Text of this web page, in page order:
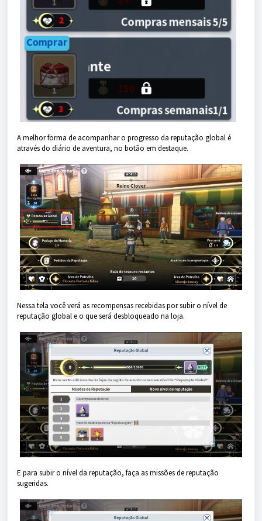
A melhor forma de acompanhar o progresso da reputação global é
através do diário de aventura, no botão em destaque.
Nessa tela você verá as recompensas recebidas por subir o nível de
reputação global e o que será desbloqueado na loja.
E para subir o nível da reputação, faça as missões de reputação
sugeridas.